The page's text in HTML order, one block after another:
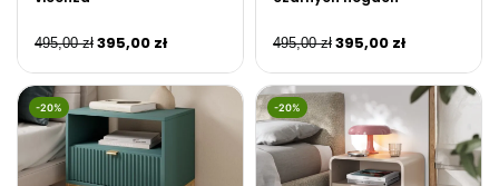
495,00zł 395,00 zł 495,00zł 395,00 zł
-20% -20%